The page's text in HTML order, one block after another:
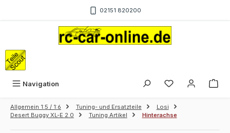
02151 820200
Navigation
Allgemein 1:5 / 1:6 Tuning- und Ersatzteile
Losi
Desert Buggy XL-E 2.0
Tuning Artikel Hinterachse